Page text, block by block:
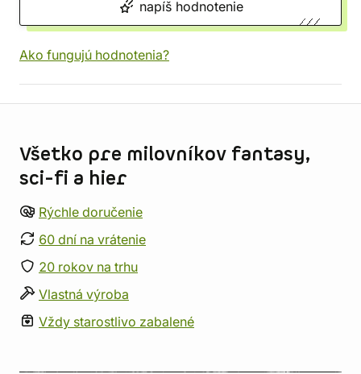
napíš hodnotenie
Ako fungujú hodnotenia?
Všetko pre milovníkov fantasy,
sci-fi a hier
Rýchle doručenie
60 dní na vrátenie
20 rokov na trhu
Vlastná výroba
Vždy starostlivo zabalené